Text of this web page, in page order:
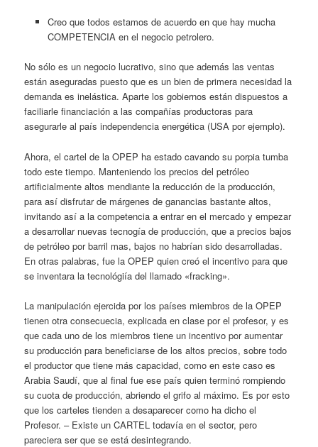
Creo que todos estamos de acuerdo en que hay mucha
COMPETENCIA en el negocio petrolero.
No sólo es un negocio lucrativo, sino que además las ventas
están aseguradas puesto que es un bien de primera necesidad la
demanda es inelástica. Aparte los gobiernos están dispuestos a
faciliarle financiación a las compañías productoras para
asegurarle al país independencia energética (USA por ejemplo).
Ahora, el cartel de la OPEP ha estado cavando su porpia tumba
todo este tiempo. Manteniendo los precios del petróleo
artificialmente altos mendiante la reducción de la producción,
para así disfrutar de márgenes de ganancias bastante altos,
invitando así a la competencia a entrar en el mercado y empezar
a desarrollar nuevas tecnogía de producción, que a precios bajos
de petróleo por barril mas, bajos no habrían sido desarrolladas.
En otras palabras, fue la OPEP quien creó el incentivo para que
se inventara la tecnológiía del llamado «fracking».
La manipulación ejercida por los países miembros de la OPEP
tienen otra consecuecia, explicada en clase por el profesor, y es
que cada uno de los miembros tiene un incentivo por aumentar
su producción para beneficiarse de los altos precios, sobre todo
el productor que tiene más capacidad, como en este caso es
Arabia Saudí, que al final fue ese país quien terminó rompiendo
su cuota de producción, abriendo el grifo al máximo. Es por esto
que los carteles tienden a desaparecer como ha dicho el
Profesor. – Existe un CARTEL todavía en el sector, pero
pareciera ser que se está desintegrando.